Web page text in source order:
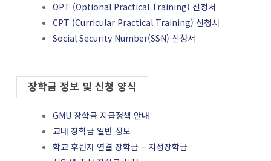
OPT (Optional Practical Training) 신청서
CPT (Curricular Practical Training) 신청서
Social Security Number(SSN) 신청서
장학금 정보 및 신청 양식
GMU 장학금 지급정책 안내
교내 장학금 일반 정보
학교 후원자 연결 장학금 – 지정장학금